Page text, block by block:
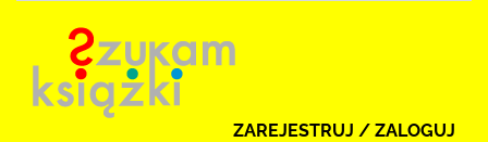
ZAREJESTRUJ / ZALOGUJ